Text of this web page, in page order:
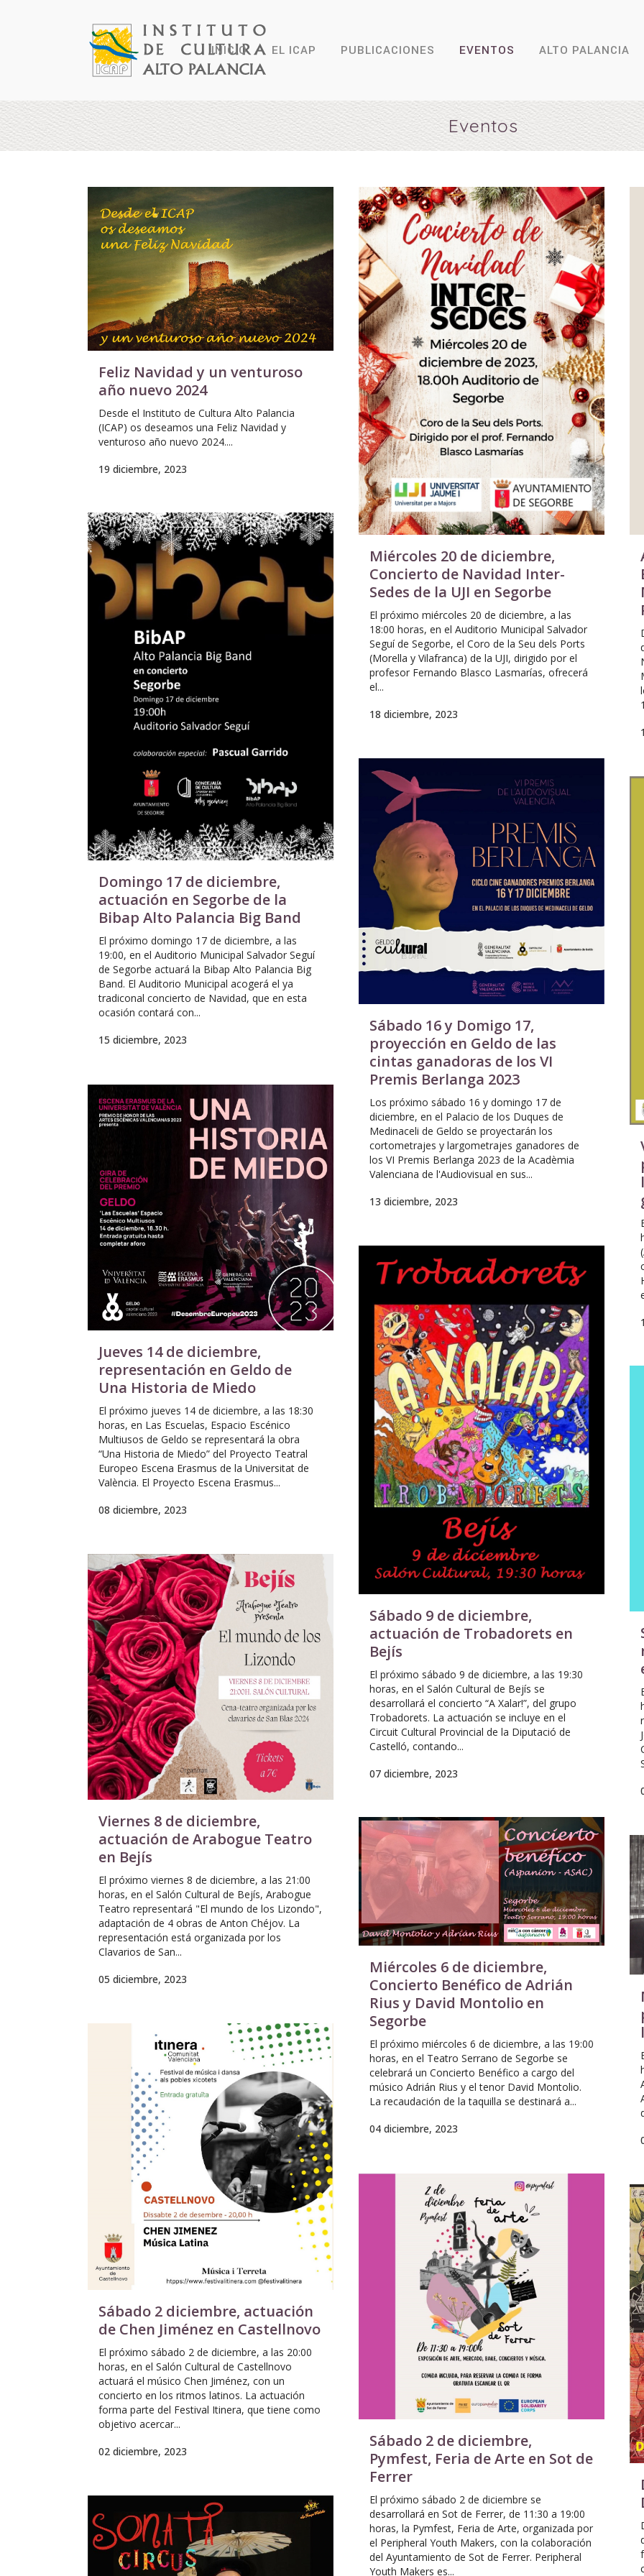
INICIO EL ICAP PUBLICACIONES EVENTOS ALTO PALANCIA
Eventos
Feliz Navidad y un venturoso
año nuevo 2024
Desde el Instituto de Cultura Alto Palancia
(ICAP) os deseamos una Feliz Navidad y
venturoso año nuevo 2024....
19 diciembre, 2023
Miércoles 20 de diciembre,
Concierto de Navidad Inter-
Sedes de la UJI en Segorbe
El próximo miércoles 20 de diciembre, a las
18:00 horas, en el Auditorio Municipal Salvador
Seguí de Segorbe, el Coro de la Seu dels Ports
(Morella y Vilafranca) de la UJI, dirigido por el
profesor Fernando Blasco Lasmarías, ofrecerá
el...
18 diciembre, 2023
Domingo 17 de diciembre,
actuación en Segorbe de la
Bibap Alto Palancia Big Band
El próximo domingo 17 de diciembre, a las
19:00, en el Auditorio Municipal Salvador Seguí
de Segorbe actuará la Bibap Alto Palancia Big
Band. El Auditorio Municipal acogerá el ya
tradiconal concierto de Navidad, que en esta
ocasión contará con...
15 diciembre, 2023
Sábado 16 y Domigo 17,
proyección en Geldo de las
cintas ganadoras de los VI
Premis Berlanga 2023
Los próximo sábado 16 y domingo 17 de
diciembre, en el Palacio de los Duques de
Medinaceli de Geldo se proyectarán los
cortometrajes y largometrajes ganadores de
los VI Premis Berlanga 2023 de la Acadèmia
Valenciana de l'Audiovisual en sus...
13 diciembre, 2023
Jueves 14 de diciembre,
representación en Geldo de
Una Historia de Miedo
El próximo jueves 14 de diciembre, a las 18:30
horas, en Las Escuelas, Espacio Escénico
Multiusos de Geldo se representará la obra
“Una Historia de Miedo” del Proyecto Teatral
Europeo Escena Erasmus de la Universitat de
València. El Proyecto Escena Erasmus...
08 diciembre, 2023
Sábado 9 de diciembre,
actuación de Trobadorets en
Bejís
El próximo sábado 9 de diciembre, a las 19:30
horas, en el Salón Cultural de Bejís se
desarrollará el concierto “A Xalar!”, del grupo
Trobadorets. La actuación se incluye en el
Circuit Cultural Provincial de la Diputació de
Castelló, contando...
07 diciembre, 2023
Viernes 8 de diciembre,
actuación de Arabogue Teatro
en Bejís
El próximo viernes 8 de diciembre, a las 21:00
horas, en el Salón Cultural de Bejís, Arabogue
Teatro representará "El mundo de los Lizondo",
adaptación de 4 obras de Anton Chéjov. La
representación está organizada por los
Clavarios de San...
05 diciembre, 2023
Miércoles 6 de diciembre,
Concierto Benéfico de Adrián
Rius y David Montolio en
Segorbe
El próximo miércoles 6 de diciembre, a las 19:00
horas, en el Teatro Serrano de Segorbe se
celebrará un Concierto Benéfico a cargo del
músico Adrián Rius y el tenor David Montolio.
La recaudación de la taquilla se destinará a...
04 diciembre, 2023
Sábado 2 diciembre, actuación
de Chen Jiménez en Castellnovo
El próximo sábado 2 de diciembre, a las 20:00
horas, en el Salón Cultural de Castellnovo
actuará el músico Chen Jiménez, con un
concierto en los ritmos latinos. La actuación
forma parte del Festival Itinera, que tiene como
objetivo acercar...
02 diciembre, 2023
Sábado 2 de diciembre,
Pymfest, Feria de Arte en Sot de
Ferrer
El próximo sábado 2 de diciembre se
desarrollará en Sot de Ferrer, de 11:30 a 19:00
horas, la Pymfest, Feria de Arte, organizada por
el Peripheral Youth Makers, con la colaboración
del Ayuntamiento de Sot de Ferrer. Peripheral
Youth Makers es...